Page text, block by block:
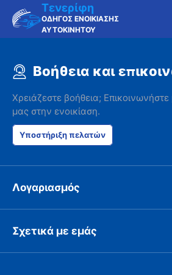
Τενερίφη
ΟΔΗΓΟΣ ΕΝΟΙΚΙΑΣΗΣ
ΑΥΤΟΚΙΝΗΤΟΥ
Βοήθεια και
Χρειάζεστε βοήθεια; Επικοινωνήστε
μας στην ενοικίαση.
Υποστήριξη πελατών
Λογαριασμός
Σχετικά με εμάς